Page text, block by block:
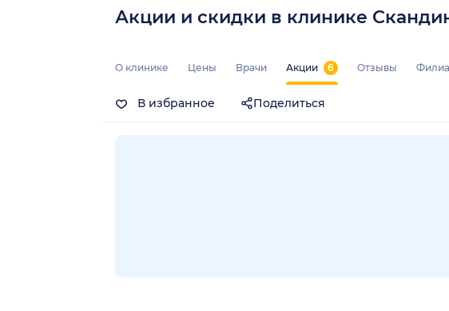
Акции и скидки в клинике
О клинике Цены Врачи Акции 6 Отзывы
В избранное Поделиться